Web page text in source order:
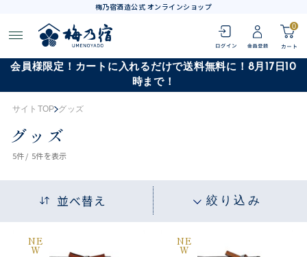
梅乃宿酒造公式 オンラインショップ
0
会員様限定！カートに入れるだけで送料無料に！8月17日10
時まで！
サイトTOP グッズ
グッズ
5件 / 5件を表示
並べ替え 絞り込み
NE
W
NE
W